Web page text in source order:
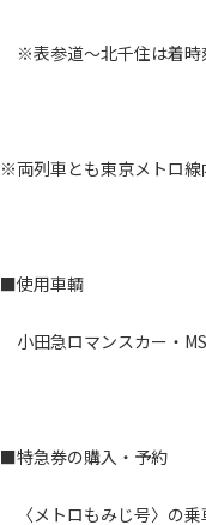
※表参道～北千住は着時
※両列車とも東京メトロ
■使用車輌
小田急ロマンスカー・
■特急券の購入・予約
〈メトロもみじ号〉の乗